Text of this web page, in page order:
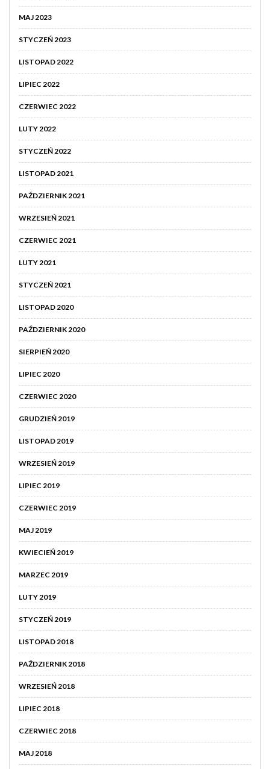
MAJ 2023
STYCZEŃ 2023
LISTOPAD 2022
LIPIEC 2022
CZERWIEC 2022
LUTY 2022
STYCZEŃ 2022
LISTOPAD 2021
PAŹDZIERNIK 2021
WRZESIEŃ 2021
CZERWIEC 2021
LUTY 2021
STYCZEŃ 2021
LISTOPAD 2020
PAŹDZIERNIK 2020
SIERPIEŃ 2020
LIPIEC 2020
CZERWIEC 2020
GRUDZIEŃ 2019
LISTOPAD 2019
WRZESIEŃ 2019
LIPIEC 2019
CZERWIEC 2019
MAJ 2019
KWIECIEŃ 2019
MARZEC 2019
LUTY 2019
STYCZEŃ 2019
LISTOPAD 2018
PAŹDZIERNIK 2018
WRZESIEŃ 2018
LIPIEC 2018
CZERWIEC 2018
MAJ 2018